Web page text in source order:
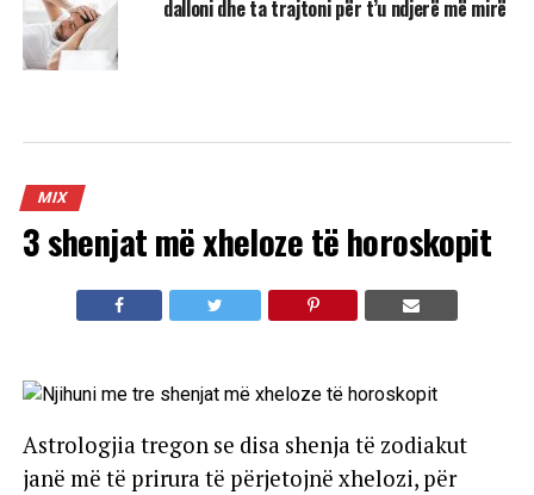
dalloni dhe ta trajtoni për t’u ndjerë më mirë
MIX
3 shenjat më xheloze të horoskopit
Astrologjia tregon se disa shenja të zodiakut
janë më të prirura të përjetojnë xhelozi, për